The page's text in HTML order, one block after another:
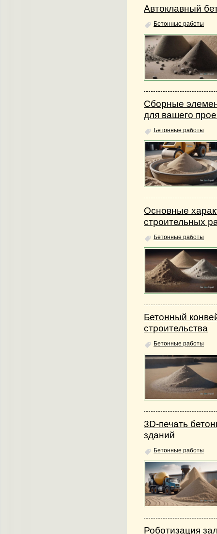
Автоклавный
Бетонные работы
Сборные
для вашего
Бетонные работы
Основные
строительных
Бетонные работы
Бетонный
строительства
Бетонные работы
3D-печать
зданий
Бетонные работы
Роботизация